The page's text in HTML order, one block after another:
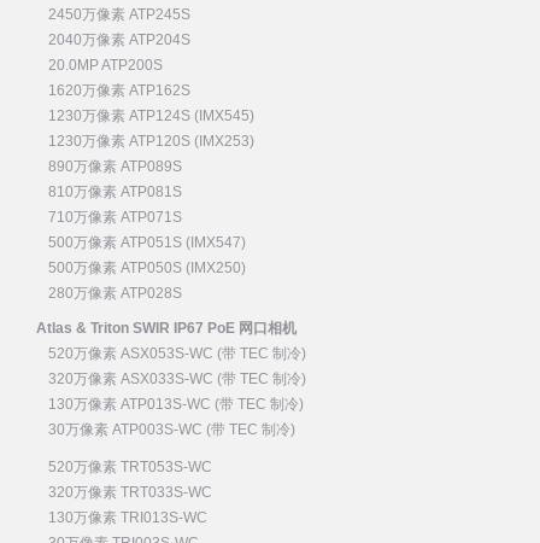
2450万像素 ATP245S
2040万像素 ATP204S
20.0MP ATP200S
1620万像素 ATP162S
1230万像素 ATP124S (IMX545)
1230万像素 ATP120S (IMX253)
890万像素 ATP089S
810万像素 ATP081S
710万像素 ATP071S
500万像素 ATP051S (IMX547)
500万像素 ATP050S (IMX250)
280万像素 ATP028S
Atlas & Triton SWIR IP67 PoE 网口相机
520万像素 ASX053S-WC (带 TEC 制冷)
320万像素 ASX033S-WC (带 TEC 制冷)
130万像素 ATP013S-WC (带 TEC 制冷)
30万像素 ATP003S-WC (带 TEC 制冷)
520万像素 TRT053S-WC
320万像素 TRT033S-WC
130万像素 TRI013S-WC